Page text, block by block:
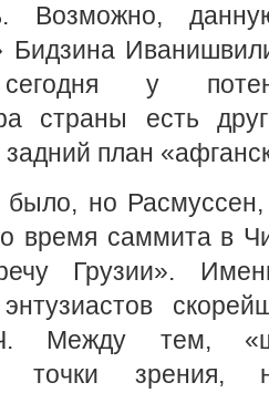
Возможно,
Бидзина
у
страны есть
план
но
время саммита в
Грузии».
Между тем,
точки зрения,